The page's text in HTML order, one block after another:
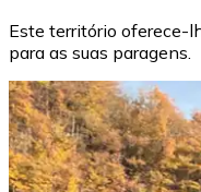
Este território oferece-
para as suas paragens.